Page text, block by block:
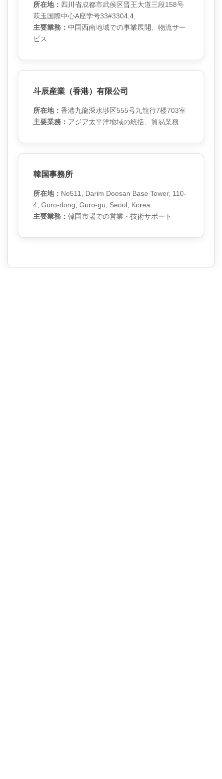
所在地： 四川省成都市武侯区晋王大道三段158号
萩玉国際中心A座学号33#3304,4,
主要業務： 中国西南地域での事業展開、物流サー
ビス
斗辰産業（香港）有限公司
所在地： 香港九龍深水埗区555号九龍行7楼703室
主要業務： アジア太平洋地域の統括、貿易業務
韓国事務所
所在地： No511, Darim Doosan Base Tower, 110-
4, Guro-dong, Guro-gu, Seoul, Korea.
主要業務： 韓国市場での営業・技術サポート